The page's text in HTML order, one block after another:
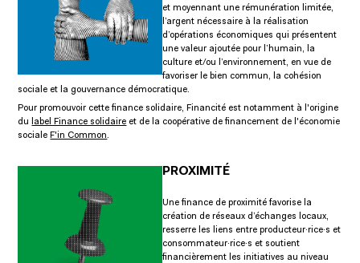
et moyennant une rémunération limitée,
l’argent nécessaire à la réalisation
d’opérations économiques qui présentent
une valeur ajoutée pour l’humain, la
culture et/ou l’environnement, en vue de
favoriser le bien commun, la cohésion
sociale et la gouvernance démocratique.
Pour promouvoir cette finance solidaire, Financité est notamment à l'origine
du
label Finance solidaire et de la coopérative de financement de l'économie
sociale F'in Common.
PROXIMITÉ
Une finance de proximité favorise la
création de réseaux d’échanges locaux,
resserre les liens entre producteur·rice·s et
consommateur·rice·s et soutient
financièrement les initiatives au niveau